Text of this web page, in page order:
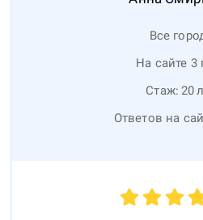
Все
На сайте 3
Стаж: 20
Ответов на